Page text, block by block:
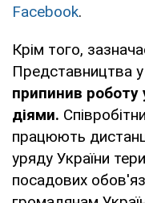
Facebook.
Крім того,
Представництва у
припинив роботу
діями.
працюють
уряду України
посадових